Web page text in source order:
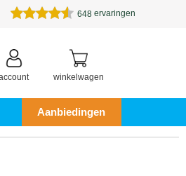
648 ervaringen
winkelwagen
Aanbiedingen